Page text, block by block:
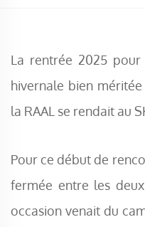
La rentrée 2025
hivernale bien
la RAAL se rendait au
Pour ce début de
fermée entre les
occasion venait du